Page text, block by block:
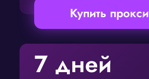
Купить прокси
7 дней